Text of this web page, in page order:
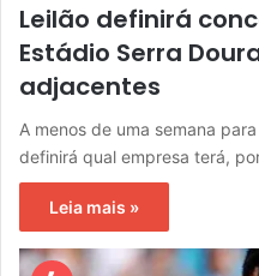
Leilão definirá
Estádio Serra
adjacentes
A menos de uma semana
definirá qual empresa terá,
Leia mais »